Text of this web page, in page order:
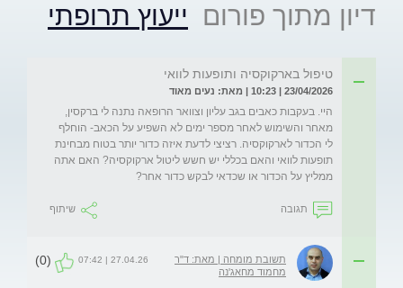
דיון מתוך פורום ייעוץ תרופתי
טיפול בארקוקסיה ותופעות לוואי
23/04/2026 | 10:23 | מאת: נעים מאוד
היי. בעקבות כאבים בגב עליון וצוואר הרופאה נתנה לי ברקסין,
מאחר והשימוש לאחר מספר ימים לא השפיע על הכאב- הוחלף
לי הכדור לארקוקסיה. רציצי לדעת איזה כדור יותר בטוח מבחינת
תופעות לוואי והאם בכללי יש חשש ליטול ארקוקסיה? האם אתה
ממליץ על הכדור או שכדאי לבקש כדור אחר?
תגובה שיתוף
תשובת מומחה | מאת: ד"ר
מחמוד מחאג'נה
27.04.26 | 07:42
(0)